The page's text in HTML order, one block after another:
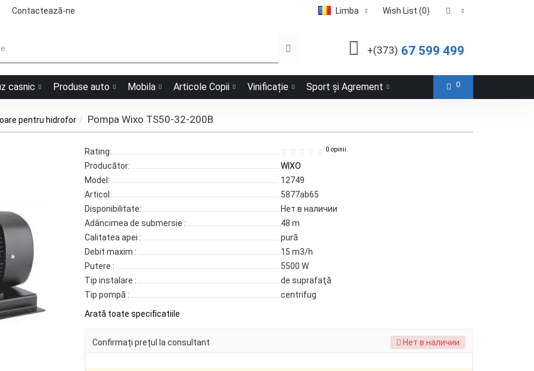
Contactează-ne Limba Wish List (0)
+(373) 67 599 499
casnic Produse auto Mobila Articole Copii Vinificație Sport și Agrement 0
pentru hidrofor Pompa Wixo TS50-32-200B
Rating: 0 opinii
Producător:
WIXO
Model:
12749
Articol:
5877ab65
Disponibilitate:
Нет в наличии
Adâncimea de submersie :
48 m
Calitatea apei :
pură
Debit maxim :
15 m3/h
Putere :
5500 W
Tip instalare :
de suprafaţă
Tip pompă :
centrifug
Arată toate specificatiile
Confirmați prețul la consultant Нет в наличии